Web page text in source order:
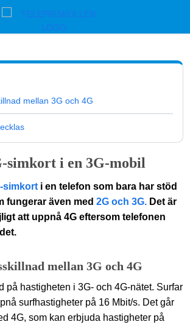
mellan 3G och 4G
simkort i en 3G-mobil
simkort i en telefon som bara har stöd
fungerar även med2G och 3G. Det är
att uppnå 4G eftersom telefonen
mellan 3G och 4G
på hastigheten i 3G- och 4G-nätet. Surfar
surfhastigheter på 16 Mbit/s. Det går
4G, som kan erbjuda hastigheter på